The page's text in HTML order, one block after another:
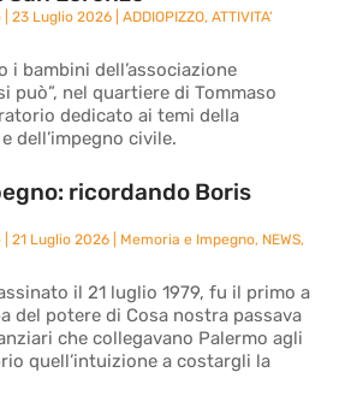
|23 Luglio 2026 |ADDIOPIZZO,ATTIVITA'
i bambini dell’associazione
può”, nel quartiere di Tommaso
dedicato ai temi della
dell’impegno civile.
ricordando Boris
|21 Luglio 2026 Memoria e Impegno, NEWS,
il 21 luglio 1979, fu il primo a
del potere di Cosa nostra passava
che collegavano Palermo agli
quell’intuizione a costargli la